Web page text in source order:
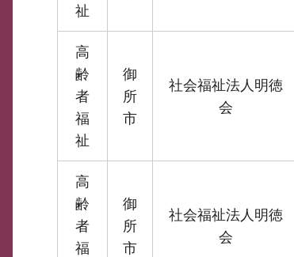
祉
高
齢
者
福
祉
御
所
市
社会福祉法人明徳
会
高
齢
者
福
御
所
市
社会福祉法人明徳
会